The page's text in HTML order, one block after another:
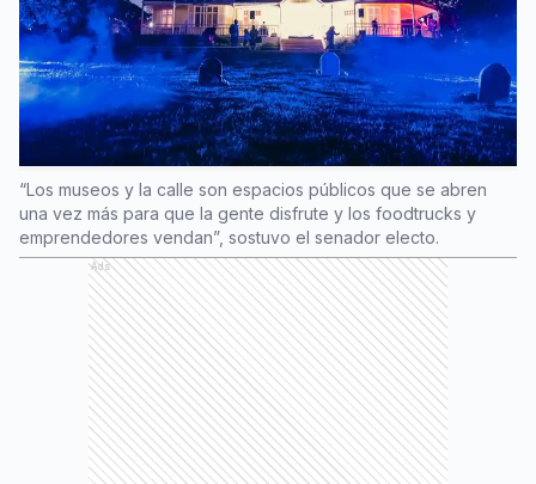
“Los museos y la calle son espacios públicos que se abren
una vez más para que la gente disfrute y los foodtrucks y
emprendedores vendan”, sostuvo el senador electo.
Ads